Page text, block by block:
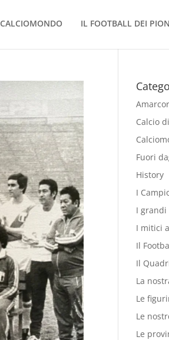
CALCIOMONDO IL FOOTBALL DEI
Calcio
Fuori
History
I
I grandi
I mitici
Il
Il
La
Le
Le
Le